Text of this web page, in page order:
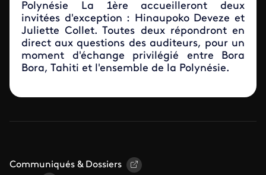
Polynésie La 1ère accueilleront deux
invitées d'exception : Hinaupoko Deveze et
Juliette Collet. Toutes deux répondront en
direct aux questions des auditeurs, pour un
moment d'échange privilégié entre Bora
Bora, Tahiti et l'ensemble de la Polynésie.
Communiqués & Dossiers